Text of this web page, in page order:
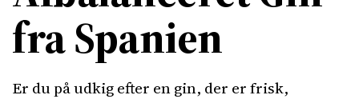
fra Spanien
Er du på udkig efter en gin, der er frisk,